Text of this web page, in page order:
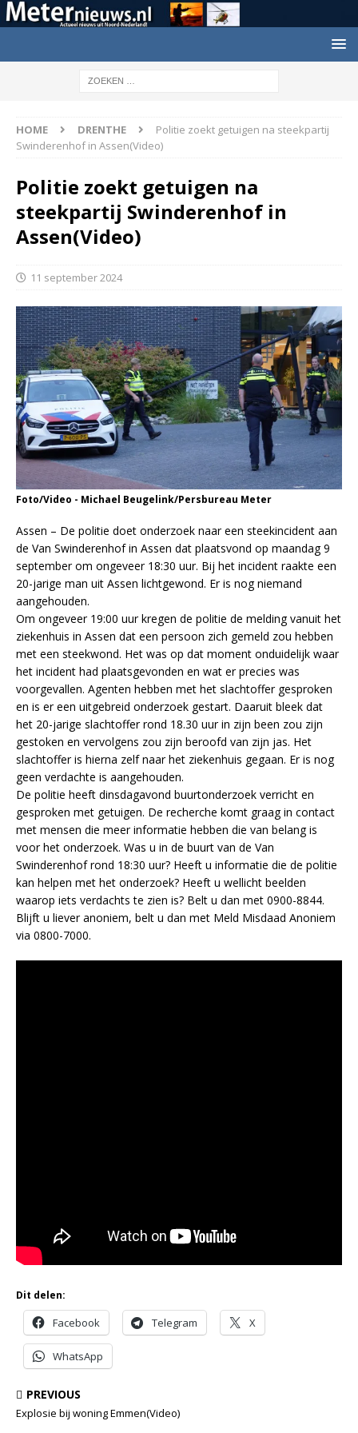
HOME DRENTHE
Politie zoekt getuigen na steekpartij
Swinderenhof in Assen(Video)
Politie zoekt getuigen na
steekpartij Swinderenhof in
Assen(Video)
11 september 2024
Foto/Video - Michael Beugelink/Persbureau Meter
Assen – De politie doet onderzoek naar een steekincident aan
de Van Swinderenhof in Assen dat plaatsvond op maandag 9
september om ongeveer 18:30 uur. Bij het incident raakte een
20-jarige man uit Assen lichtgewond. Er is nog niemand
aangehouden.
Om ongeveer 19:00 uur kregen de politie de melding vanuit het
ziekenhuis in Assen dat een persoon zich gemeld zou hebben
met een steekwond. Het was op dat moment onduidelijk waar
het incident had plaatsgevonden en wat er precies was
voorgevallen. Agenten hebben met het slachtoffer gesproken
en is er een uitgebreid onderzoek gestart. Daaruit bleek dat
het 20-jarige slachtoffer rond 18.30 uur in zijn been zou zijn
gestoken en vervolgens zou zijn beroofd van zijn jas. Het
slachtoffer is hierna zelf naar het ziekenhuis gegaan. Er is nog
geen verdachte is aangehouden.
De politie heeft dinsdagavond buurtonderzoek verricht en
gesproken met getuigen. De recherche komt graag in contact
met mensen die meer informatie hebben die van belang is
voor het onderzoek. Was u in de buurt van de Van
Swinderenhof rond 18:30 uur? Heeft u informatie die de politie
kan helpen met het onderzoek? Heeft u wellicht beelden
waarop iets verdachts te zien is? Belt u dan met 0900-8844.
Blijft u liever anoniem, belt u dan met Meld Misdaad Anoniem
via 0800-7000.
Dit delen:
Facebook Telegram X
WhatsApp
PREVIOUS
Explosie bij woning Emmen(Video)